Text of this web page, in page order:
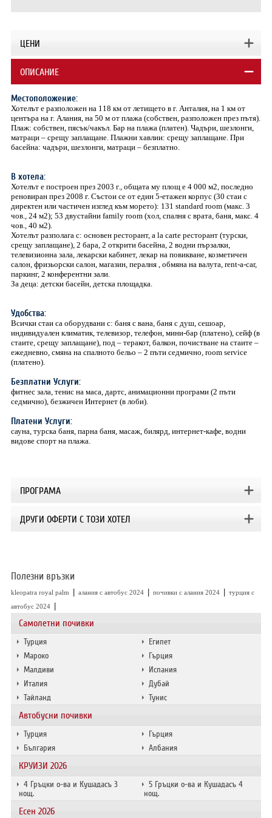
Самолетни почивки
Турция
Египет
Мароко
Гърция
Малдиви
Испания
Италия
Дубай
Тайланд
Тунис
Автобусни почивки
Турция
Гърция
България
Албания
КРУИЗИ 2026
4 Гръцки о-ва и Кушадасъ 3
нощ.
5 Гръцки о-ва и Кушадасъ 4
нощ.
Есен 2026
ЦЕНИ
ОПИСАНИЕ
Местоположение:
Хотелът е разположен на 118 км от летището в г. Анталия, на 1 км от
центъра на г. Алания, на 50 м от плажа (собствен, разположен през пътя).
Плаж: собствен, пясък/чакъл. Бар на плажа (платен). Чадъри, шезлонги,
матраци – срещу заплащане. Плажни хавлии: срещу заплащане. При
басейна: чадъри, шезлонги, матраци – безплатно.
В хотела:
Хотелът е построен през 2003 г., общата му площ е 4 000 м2, последно
реновиран през 2008 г. Състои се от един 5-етажен корпус (30 стаи с
директен или частичен изглед към морето): 131 standard room (макс. 3
чов., 24 м2); 53 двустайни family room (хол, спалня с врата, баня, макс. 4
чов., 40 м2).
Хотелът разполага с: основен ресторант, a la carte ресторант (турски,
срещу заплащане), 2 бара, 2 открити басейна, 2 водни пързалки,
телевизионна зала, лекарски кабинет, лекар на повикване, козметичен
салон, фризьорски салон, магазин, пералня , обмяна на валута, rent-a-car,
паркинг, 2 конферентни зали.
За деца: детски басейн, детска площадка.
Удобства:
Всички стаи са оборудвани с: баня с вана, баня с душ, сешоар,
индивидуален климатик, телевизор, телефон, мини-бар (платено), сейф (в
стаите, срещу заплащане), под – теракот, балкон, почистване на стаите –
ежедневно, смяна на спалното бельо – 2 пъти седмично, room service
(платено).
Безплатни Услуги:
фитнес зала, тенис на маса, дартс, анимационни програми (2 пъти
седмично), безжичен Интернет (в лоби).
Платени Услуги:
сауна, турска баня, парна баня, масаж, билярд, интернет-кафе, водни
видове спорт на плажа.
ПРОГРАМА
ДРУГИ ОФЕРТИ С ТОЗИ ХОТЕЛ
Полезни връзки
kleopatra royal palm | алания с автобус 2024 | почивки с алания 2024 | турция с
автобус 2024 |